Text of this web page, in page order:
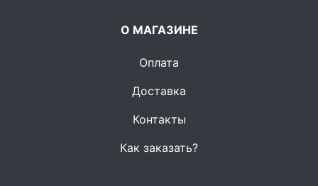
О МАГАЗИНЕ
Оплата
Доставка
Контакты
Как заказать?